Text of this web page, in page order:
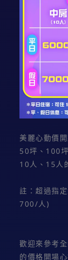
美麗心動價開
50坪、100
10人、15人
註：超過指
700/人)
歡迎來參考
的價格開場